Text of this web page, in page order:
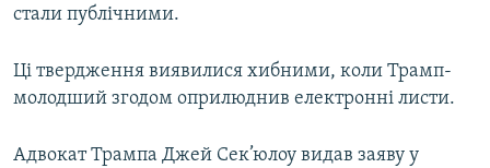
стали публічними.
Ці твердження виявилися хибними, коли Трамп-
молодший згодом оприлюднив електронні листи.
Адвокат Трампа Джей Сек’юлоу видав заяву у